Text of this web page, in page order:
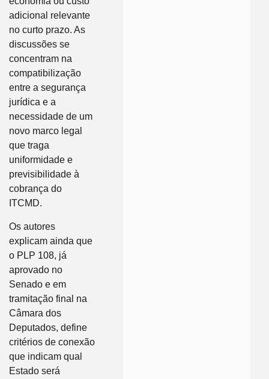
adicional relevante
no curto prazo. As
discussões se
concentram na
compatibilização
entre a segurança
jurídica e a
necessidade de um
novo marco legal
que traga
uniformidade e
previsibilidade à
cobrança do
ITCMD.
Os autores
explicam ainda que
o PLP 108, já
aprovado no
Senado e em
tramitação final na
Câmara dos
Deputados, define
critérios de conexão
que indicam qual
Estado será